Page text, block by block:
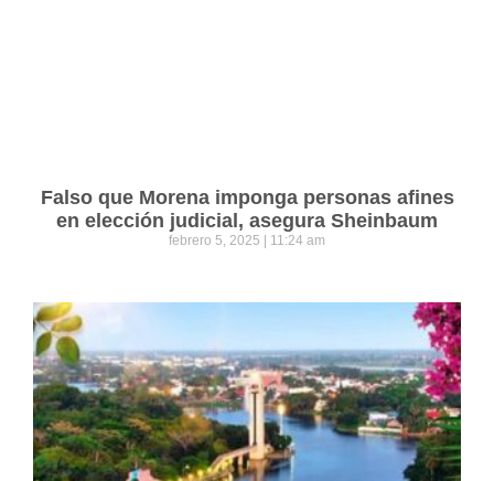
Falso que Morena imponga personas afines
en elección judicial, asegura Sheinbaum
febrero 5, 2025 11:24 am